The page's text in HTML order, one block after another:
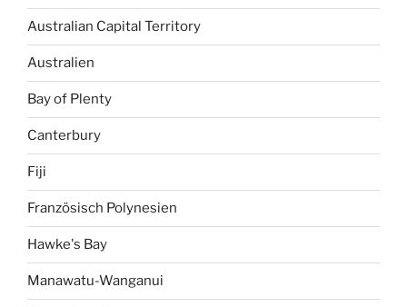
Australian Capital Territory
Australien
Bay of Plenty
Canterbury
Fiji
Französisch Polynesien
Hawke's Bay
Manawatu-Wanganui